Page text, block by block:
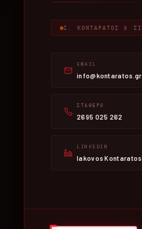
Ι. ΚΟΝΤΑΡΑΤΟΣ &
EMAIL
info@kontaratos.gr
ΣΤΑΘΕΡΌ
2695 025 262
LINKEDIN
Iakovos Kontaratos